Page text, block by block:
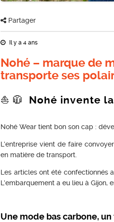
Partager
Il y a 4 ans
Nohé – marque de
transporte ses
⛵ 🧥 Nohé invente
Nohé Wear tient bon son cap :
L’entreprise vient de faire
en matière de transport.
Les articles ont été confectionnés
L’embarquement a eu lieu à Gijon,
Une mode bas carbone,